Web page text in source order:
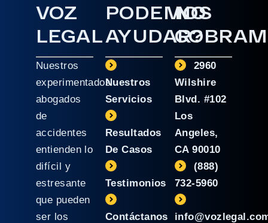
VOZ
LEGAL
Nuestros
experimentados
abogados
de
accidentes
entienden lo
difícil y
estresante
que pueden
ser los
PODEMOS
AYUDAR?
Nuestros
Servicios
Resultados
De Casos
Testimonios
Contáctanos
NO
2960
Wilshire
Blvd. #102
Los
Angeles,
CA 90010
(888)
732-5960